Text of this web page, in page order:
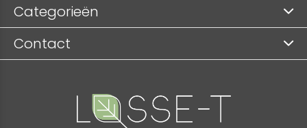
Categorieën
Contact